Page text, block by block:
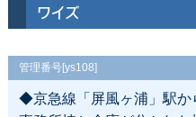
ワイズ
管理番号[ys108]
◆京急線「屏風ヶ浦」駅